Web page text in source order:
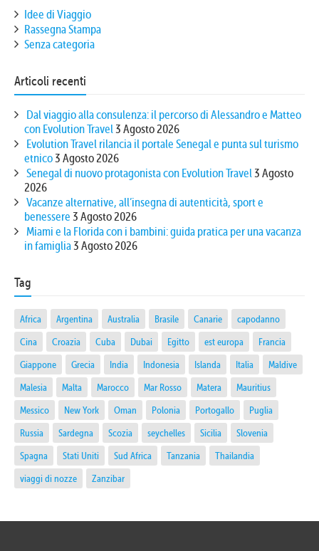
Idee di Viaggio
Rassegna Stampa
Senza categoria
Articoli recenti
Dal viaggio alla consulenza: il percorso di Alessandro e Matteo
con Evolution Travel 3 Agosto 2026
Evolution Travel rilancia il portale Senegal e punta sul turismo
etnico 3 Agosto 2026
Senegal di nuovo protagonista con Evolution Travel 3 Agosto
2026
Vacanze alternative, all’insegna di autenticità, sport e
benessere 3 Agosto 2026
Miami e la Florida con i bambini: guida pratica per una vacanza
in famiglia 3 Agosto 2026
Tag
Africa Argentina Australia Brasile Canarie
capodanno
Cina
Croazia Cuba Dubai Egitto est europa
Francia
Giappone
Grecia India Indonesia Islanda Italia
Maldive
Malesia
Malta Marocco Mar Rosso Matera
Mauritius
Messico
New York Oman Polonia Portogallo
Puglia
Russia
Sardegna Scozia seychelles Sicilia
Slovenia
Spagna
Stati Uniti Sud Africa Tanzania
Thailandia
viaggi di nozze
Zanzibar